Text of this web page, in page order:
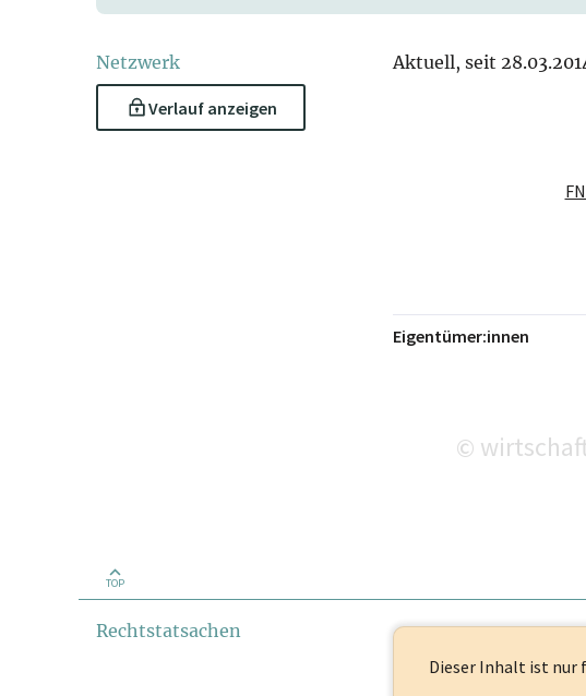
Netzwerk
Verlauf anzeigen
Aktuell, seit
Eigentümer:innen
©
TOP
Rechtstatsachen
Dieser Inhalt ist nur